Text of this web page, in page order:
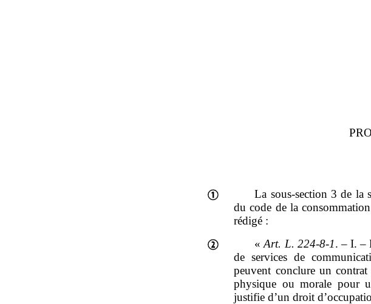
La sous‑section 3 de
du code de la
rédigé :
«Art. L. 224‑8‑1. – I. –
de services de
peuvent conclure un
physique ou morale pour
justifie d’un droit